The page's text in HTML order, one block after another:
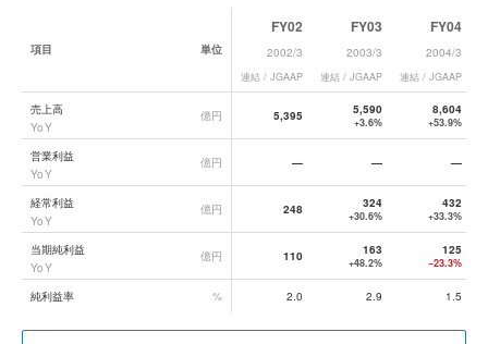
コニカミノルタ
項目 単位
FY02
2002/3
連結 / JGAAP
FY03
2003/3
連結 / JGAAP
FY04
2004/3
連結 / JGAAP
売上高
YoY
億円 5,395 5,590
+3.6%
8,604
+53.9%
営業利益
YoY
億円 — — —
経常利益
YoY
億円 248 324
+30.6%
432
+33.3%
当期純利益
YoY
億円 110 163
+48.2%
125
−23.3%
純利益率 % 2.0 2.9 1.5